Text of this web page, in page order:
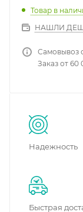
Товар в
НАШЛИ
Самовывоз
Заказ от
Надежность
Быстрая